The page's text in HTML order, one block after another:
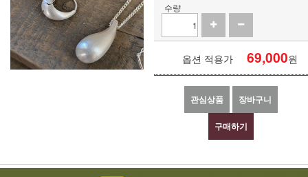
수량
옵션 적용가 69,000원
관심상품 장바구니
구매하기